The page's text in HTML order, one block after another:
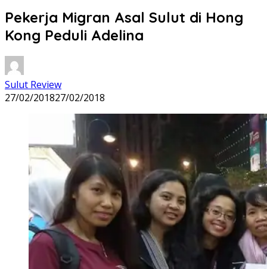
Pekerja Migran Asal Sulut di Hong
Kong Peduli Adelina
Sulut Review
27/02/201827/02/2018